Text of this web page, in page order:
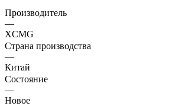
Производитель
—
XCMG
Страна производства
—
Китай
Состояние
—
Новое